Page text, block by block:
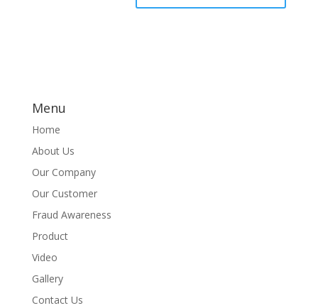
Menu
Home
About Us
Our Company
Our Customer
Fraud Awareness
Product
Video
Gallery
Contact Us